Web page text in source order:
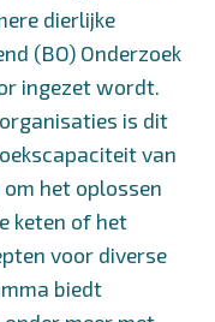
dierlijke
(BO) Onderzoek
ingezet wordt.
is dit
van
het oplossen
keten of het
voor diverse
biedt